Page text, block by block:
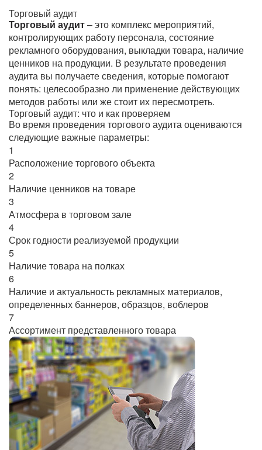
Торговый аудит
Торговый аудит– это комплекс мероприятий,
контролирующих работу персонала, состояние
рекламного оборудования, выкладки товара, наличие
ценников на продукции. В результате проведения
аудита вы получаете сведения, которые помогают
понять: целесообразно ли применение действующих
методов работы или же стоит их пересмотреть.
Торговый аудит: что и как проверяем
Во время проведения торгового аудита оцениваются
следующие важные параметры:
1
Расположение торгового объекта
2
Наличие ценников на товаре
3
Атмосфера в торговом зале
4
Срок годности реализуемой продукции
5
Наличие товара на полках
6
Наличие и актуальность рекламных материалов,
определенных баннеров, образцов, воблеров
7
Ассортимент представленного товара